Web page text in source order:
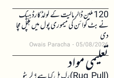
120 ملین ڈالر مالیت کے کولڈکارڈ ہیک
نے بٹ کوائن کی میموری پول میں ہلچل مچا
دی
Owais Paracha 05/08/2026
تعلیمی مواد